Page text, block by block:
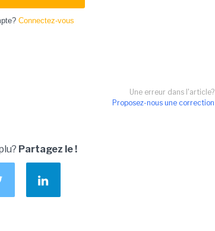
Connectez-vous
Une erreur dans l'article?
Proposez-nous une correction
Partagez le !